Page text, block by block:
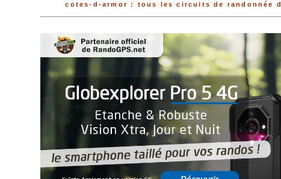
cotes-d-armor : tous les circuits de randonnée